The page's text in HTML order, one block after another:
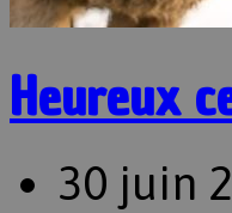
Heureux
30 juin